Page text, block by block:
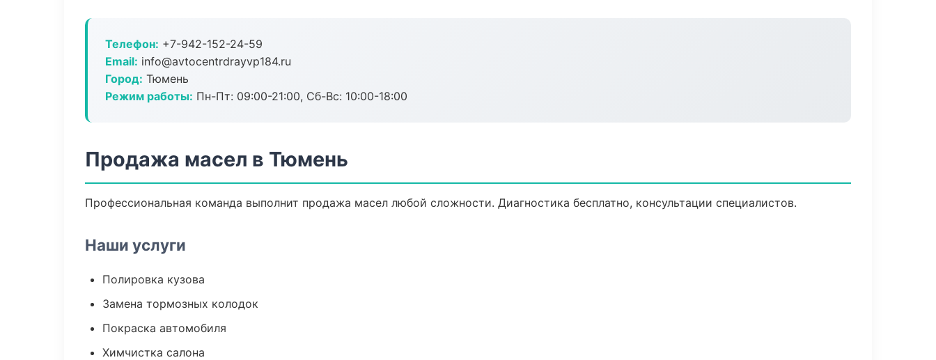
Телефон: +7-942-152-24-59
Email: info@avtocentrdrayvp184.ru
Город: Тюмень
Режим работы: Пн-Пт: 09:00-21:00, Сб-Вс: 10:00-18:00
Продажа масел в Тюмень
Профессиональная команда выполнит продажа масел любой сложности. Диагностика бесплатно, консультации специалистов.
Наши услуги
Полировка кузова
Замена тормозных колодок
Покраска автомобиля
Химчистка салона